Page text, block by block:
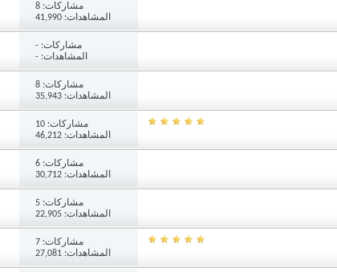
مشاركات:8
المشاهدات: 41,990
مشاركات:-
المشاهدات: -
مشاركات:8
المشاهدات: 35,943
مشاركات:10
المشاهدات: 46,212
مشاركات:6
المشاهدات: 30,712
مشاركات:5
المشاهدات: 22,905
مشاركات:7
المشاهدات: 27,081